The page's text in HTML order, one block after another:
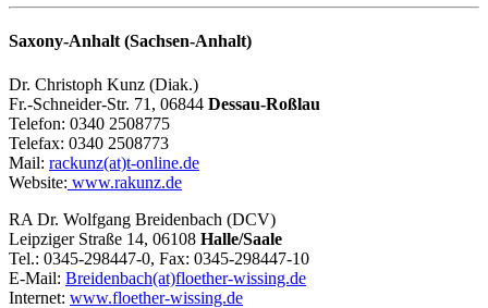
Saxony-Anhalt (Sachsen-Anhalt)
Dr. Christoph Kunz (Diak.)
Fr.-Schneider-Str. 71, 06844 Dessau-Roßlau
Telefon: 0340 2508775
Telefax: 0340 2508773
Mail: rackunz(at)t-online.de
Website: www.rakunz.de
RA Dr. Wolfgang Breidenbach (DCV)
Leipziger Straße 14, 06108 Halle/Saale
Tel.: 0345-298447-0, Fax: 0345-298447-10
E-Mail: Breidenbach(at)floether-wissing.de
Internet: www.floether-wissing.de